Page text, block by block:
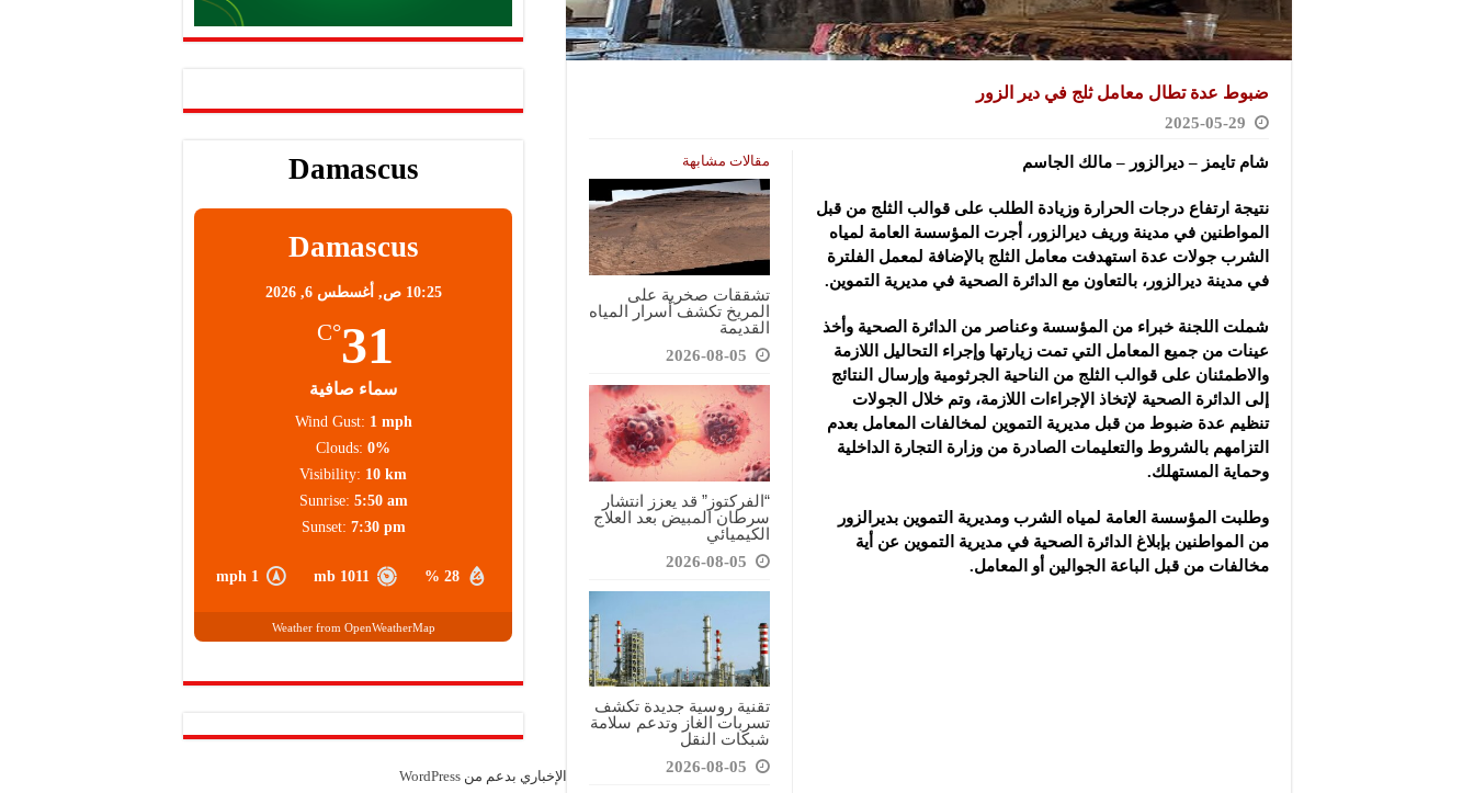
ضبوط عدة تطال معامل ثلج في دير الزور
2025-05-29
مقالات مشابهة
تشققات صخرية على
المريخ تكشف أسرار المياه
القديمة
2026-08-05
“الفركتوز” قد يعزز انتشار
سرطان المبيض بعد العلاج
الكيميائي
2026-08-05
تقنية روسية جديدة تكشف
تسربات الغاز وتدعم سلامة
شبكات النقل
2026-08-05
شام تايمز – ديرالزور – مالك الجاسم
نتيجة ارتفاع درجات الحرارة وزيادة الطلب على قوالب الثلج من قبل
المواطنين في مدينة وريف ديرالزور، أجرت المؤسسة العامة لمياه
الشرب جولات عدة استهدفت معامل الثلج بالإضافة لمعمل الفلترة
في مدينة ديرالزور، بالتعاون مع الدائرة الصحية في مديرية التموين.
شملت اللجنة خبراء من المؤسسة وعناصر من الدائرة الصحية وأخذ
عينات من جميع المعامل التي تمت زيارتها وإجراء التحاليل اللازمة
والاطمئنان على قوالب الثلج من الناحية الجرثومية وإرسال النتائج
إلى الدائرة الصحية لإتخاذ الإجراءات اللازمة، وتم خلال الجولات
تنظيم عدة ضبوط من قبل مديرية التموين لمخالفات المعامل بعدم
التزامهم بالشروط والتعليمات الصادرة من وزارة التجارة الداخلية
وحماية المستهلك.
وطلبت المؤسسة العامة لمياه الشرب ومديرية التموين بديرالزور
من المواطنين بإبلاغ الدائرة الصحية في مديرية التموين عن أية
مخالفات من قبل الباعة الجوالين أو المعامل.
Damascus
Damascus
10:25 ص, أغسطس 6, 2026
31
°C
سماء صافية
28 %
1011 mb
1 mph
Wind Gust: 1 mph
Clouds: 0%
Visibility: 10 km
Sunrise: 5:50 am
Sunset: 7:30 pm
Weather from OpenWeatherMap
الإخباري بدعم من WordPress